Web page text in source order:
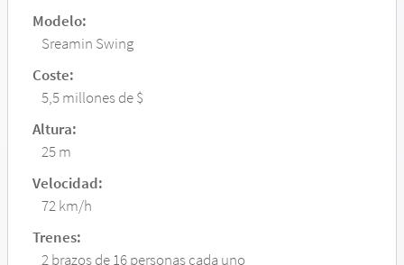
Modelo:
Sreamin Swing
Coste:
5,5 millones de $
Altura:
25 m
Velocidad:
72 km/h
Trenes:
2 brazos de 16 personas cada uno